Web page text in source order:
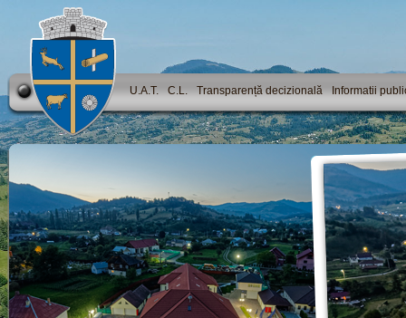
U.A.T. C.L. Transparență decizională Informatii